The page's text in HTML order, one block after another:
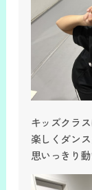
キッズクラ
楽しくダンス
思いっきり